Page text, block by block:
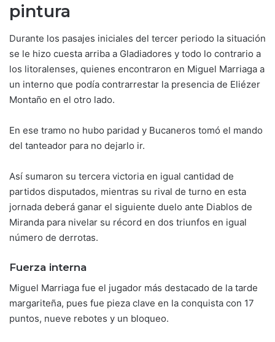
pintura
Durante los pasajes iniciales del tercer periodo la situación
se le hizo cuesta arriba a Gladiadores y todo lo contrario a
los litoralenses, quienes encontraron en Miguel Marriaga a
un interno que podía contrarrestar la presencia de Eliézer
Montaño en el otro lado.
En ese tramo no hubo paridad y Bucaneros tomó el mando
del tanteador para no dejarlo ir.
Así sumaron su tercera victoria en igual cantidad de
partidos disputados, mientras su rival de turno en esta
jornada deberá ganar el siguiente duelo ante Diablos de
Miranda para nivelar su récord en dos triunfos en igual
número de derrotas.
Fuerza interna
Miguel Marriaga fue el jugador más destacado de la tarde
margariteña, pues fue pieza clave en la conquista con 17
puntos, nueve rebotes y un bloqueo.